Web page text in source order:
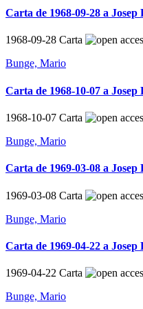
Carta de 1968-09-28 a
1968-09-28 Carta
Bunge, Mario
Carta de 1968-10-07 a
1968-10-07 Carta
Bunge, Mario
Carta de 1969-03-08 a
1969-03-08 Carta
Bunge, Mario
Carta de 1969-04-22 a
1969-04-22 Carta
Bunge, Mario